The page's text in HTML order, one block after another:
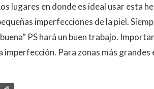
lugares en donde es ideal usar esta
imperfecciones de la piel.
PS hará un buen trabajo.
imperfección. Para zonas más